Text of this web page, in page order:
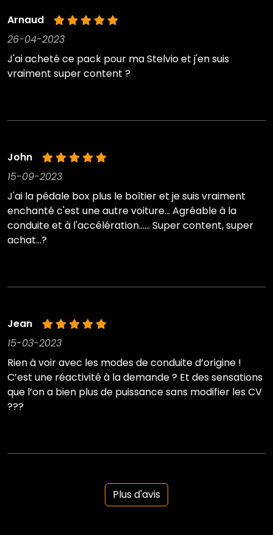
Arnaud
26-04-2023
J'ai acheté ce pack pour ma Stelvio et j'en suis
vraiment super content ?
John
15-09-2023
J'ai la pédale box plus le boîtier et je suis vraiment
enchanté c'est une autre voiture... Agréable à la
conduite et à l'accélération...... Super content, super
achat...?
Jean
15-03-2023
Rien à voir avec les modes de conduite d’origine !
C’est une réactivité à la demande ? Et des sensations
que l’on a bien plus de puissance sans modifier les CV
???
Plus d'avis